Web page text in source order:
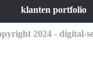
klanten portfolio
2024 - digital-